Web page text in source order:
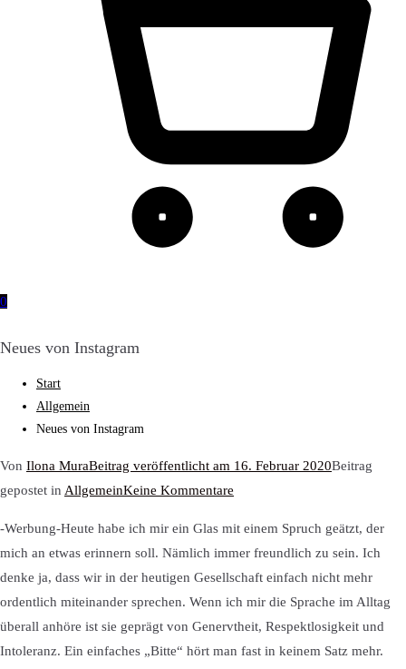
0
Neues von Instagram
Start
Allgemein
Neues von Instagram
Von Ilona MuraBeitrag veröffentlicht am 16. Februar 2020Beitrag
gepostet in AllgemeinKeine Kommentare
-Werbung-Heute habe ich mir ein Glas mit einem Spruch geätzt, der
mich an etwas erinnern soll. Nämlich immer freundlich zu sein. Ich
denke ja, dass wir in der heutigen Gesellschaft einfach nicht mehr
ordentlich miteinander sprechen. Wenn ich mir die Sprache im Alltag
überall anhöre ist sie geprägt von Genervtheit, Respektlosigkeit und
Intoleranz. Ein einfaches „Bitte“ hört man fast in keinem Satz mehr.